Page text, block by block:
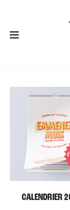
CALENDRIER